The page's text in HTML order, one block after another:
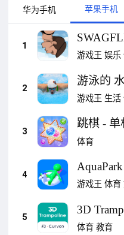
女——少女
3D — 真实
力运动会 -
Aquapark等
华为手机 苹果手机
1
Origins
游戏王 娱乐
2
游泳的
2026
游戏王 生活
3
跳棋 - 单
游戏
体育
4
游戏王 体育
5
3D
体育 教育